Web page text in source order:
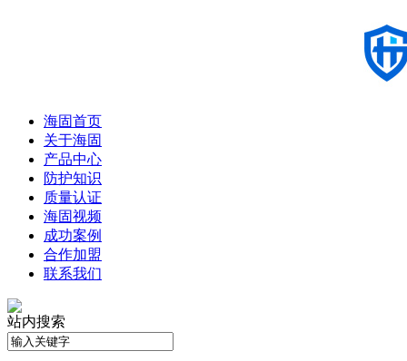
海固首页
关于海固
产品中心
防护知识
质量认证
海固视频
成功案例
合作加盟
联系我们
站内搜索